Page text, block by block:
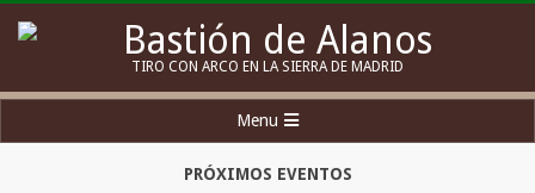
Bastión
de
Alanos
TIRO CON ARCO EN LA SIERRA DE MADRID
Navigation
Menu
PRÓXIMOS EVENTOS